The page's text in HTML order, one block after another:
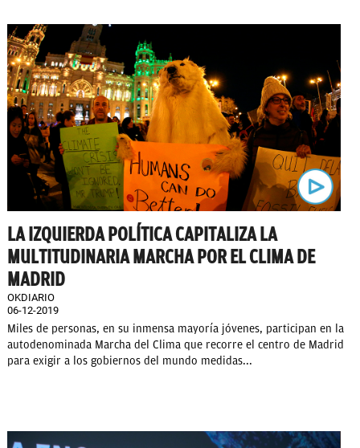
LA IZQUIERDA POLÍTICA CAPITALIZA LA
MULTITUDINARIA MARCHA POR EL CLIMA DE
MADRID
OKDIARIO
06-12-2019
Miles de personas, en su inmensa mayoría jóvenes, participan en la
autodenominada Marcha del Clima que recorre el centro de Madrid
para exigir a los gobiernos del mundo medidas...